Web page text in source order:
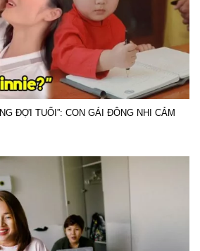
ĐỢI TUỔI”: CON GÁI ĐÔNG NHI CẢM